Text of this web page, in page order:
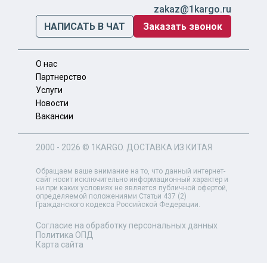
zakaz@1kargo.ru
НАПИСАТЬ В ЧАТ
Заказать звонок
О нас
Партнерство
Услуги
Новости
Вакансии
2000 - 2026 © 1KARGO . ДОСТАВКА ИЗ КИТАЯ
Обращаем ваше внимание на то, что данный интернет-
сайт носит исключительно информационный характер и
ни при каких условиях не является публичной офертой,
определяемой положениями Статьи 437 (2)
Гражданского кодекса Российской Федерации.
Согласие на обработку персональных данных
Политика ОПД
Карта сайта